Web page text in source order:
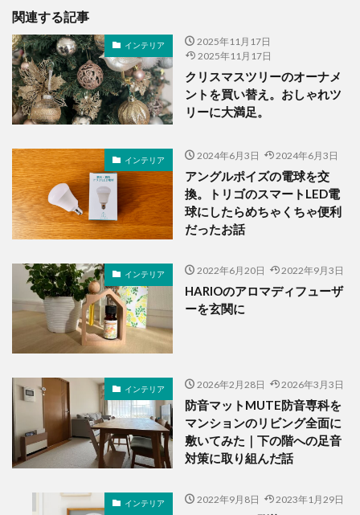
関連する記事
インテリア
2025年11月17日
2025年11月17日
クリスマスツリーのオーナメ
ントを買い替え。おしゃれツ
リーに大満足。
インテリア 2024年6月3日 2024年6月3日
アングルポイズの電球を交
換。トリゴのスマートLED電
球にしたらめちゃくちゃ便利
だったお話
インテリア 2022年6月20日 2022年9月3日
HARIOのアロマディフューザ
ーを玄関に
インテリア 2026年2月28日 2026年3月3日
防音マットMUTE防音専科を
マンションのリビング全面に
敷いてみた｜下の階への足音
対策に取り組んだ話
インテリア 2022年9月8日 2023年1月29日